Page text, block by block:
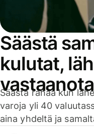
Säästä
kulutat,
Säästä rahaa kun
varoja yli 40
aina yhdeltä ja